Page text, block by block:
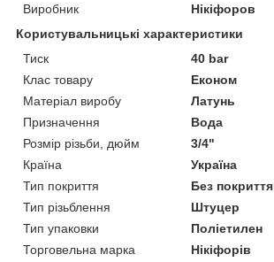
Виробник
Нікіфоров
Користувальницькі характеристики
Тиск
40 bar
Клас товару
Економ
Матеріал виробу
Латунь
Призначення
Вода
Розмір різьби, дюйм
3/4"
Країна
Україна
Тип покриття
Без покриття
Тип різьблення
Штуцер
Тип упаковки
Поліетилен
Торговельна марка
Нікіфорів